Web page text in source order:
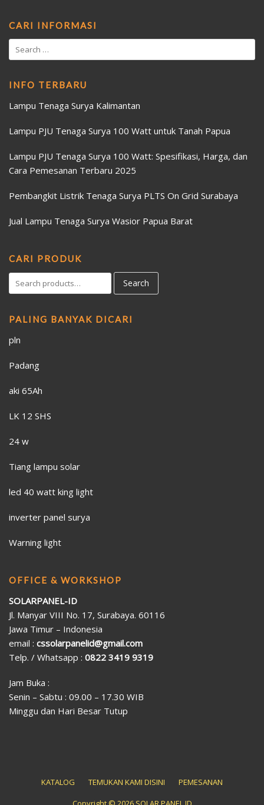
CARI INFORMASI
INFO TERBARU
Lampu Tenaga Surya Kalimantan
Lampu PJU Tenaga Surya 100 Watt untuk Tanah Papua
Lampu PJU Tenaga Surya 100 Watt: Spesifikasi, Harga, dan
Cara Pemesanan Terbaru 2025
Pembangkit Listrik Tenaga Surya PLTS On Grid Surabaya
Jual Lampu Tenaga Surya Wasior Papua Barat
CARI PRODUK
Search
PALING BANYAK DICARI
pln
Padang
aki 65Ah
LK 12 SHS
24 w
Tiang lampu solar
led 40 watt king light
inverter panel surya
Warning light
OFFICE & WORKSHOP
SOLARPANEL-ID
Jl. Manyar VIII No. 17, Surabaya. 60116
Jawa Timur – Indonesia
email : cssolarpanelid@gmail.com
Telp. / Whatsapp : 0822 3419 9319
Jam Buka :
Senin – Sabtu : 09.00 – 17.30 WIB
Minggu dan Hari Besar Tutup
KATALOG TEMUKAN KAMI DISINI
PEMESANAN